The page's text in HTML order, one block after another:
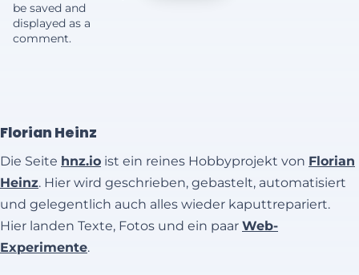
be saved and
displayed as a
comment.
Florian Heinz
Die Seite hnz.io ist ein reines Hobbyprojekt von Florian
Heinz. Hier wird geschrieben, gebastelt, automatisiert
und gelegentlich auch alles wieder kaputtrepariert.
Hier landen Texte, Fotos und ein paar Web-
Experimente.